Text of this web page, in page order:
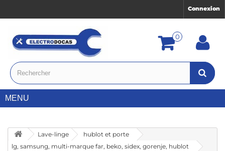
Connexion
0
MENU
Lave-linge
hublot et porte
lg, samsung, multi-marque far, beko, sidex, gorenje, hublot